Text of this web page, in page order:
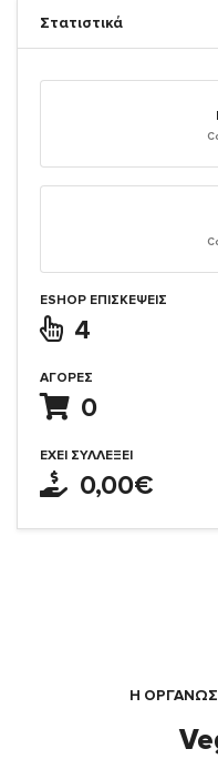
Στατιστικά
ESHOP ΕΠΙΣΚΈΨΕΙΣ
4
ΑΓΟΡΈΣ
0
ΈΧΕΙ ΣΥΛΛΈΞΕΙ
0,00€
Η